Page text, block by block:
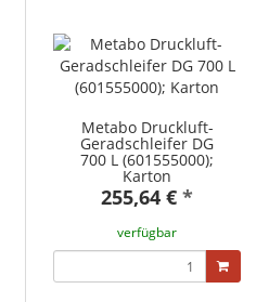
Metabo Druckluft-
Geradschleifer DG
700 L (601555000);
Karton
255,64 € *
verfügbar